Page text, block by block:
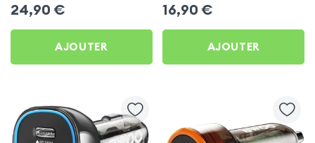
24,90 €
AJOUTER
16,90 €
AJOUTER